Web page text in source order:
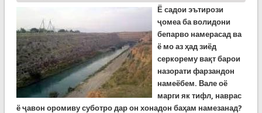
Ё садои эътирози
ҷомеа ба волидони
бепарво намерасад ва
ё мо аз ҳад зиёд
серкорему вақт барои
назорати фарзандон
намеёбем. Вале оё
марги як тифл, наврас
ё ҷавон оромиву суботро дар он хонадон баҳам намезанад?